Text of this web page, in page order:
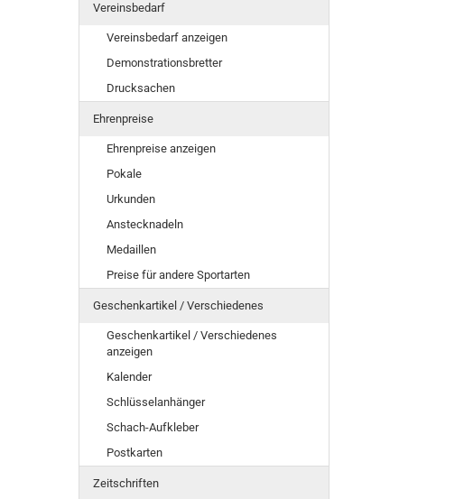
Vereinsbedarf
Vereinsbedarf anzeigen
Demonstrationsbretter
Drucksachen
Ehrenpreise
Ehrenpreise anzeigen
Pokale
Urkunden
Anstecknadeln
Medaillen
Preise für andere Sportarten
Geschenkartikel / Verschiedenes
Geschenkartikel / Verschiedenes
anzeigen
Kalender
Schlüsselanhänger
Schach-Aufkleber
Postkarten
Zeitschriften